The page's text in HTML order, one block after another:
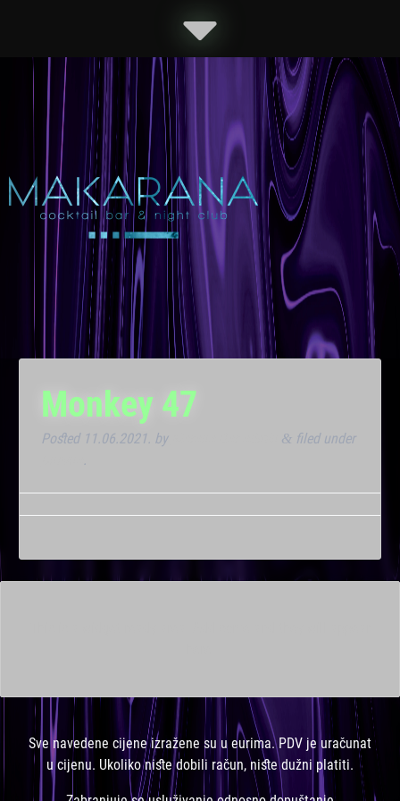
Monkey 47
Posted 11.06.2021. by & filed under
.
Sve navedene cijene izražene su u eurima. PDV je uračunat
u cijenu. Ukoliko niste dobili račun, niste dužni platiti.